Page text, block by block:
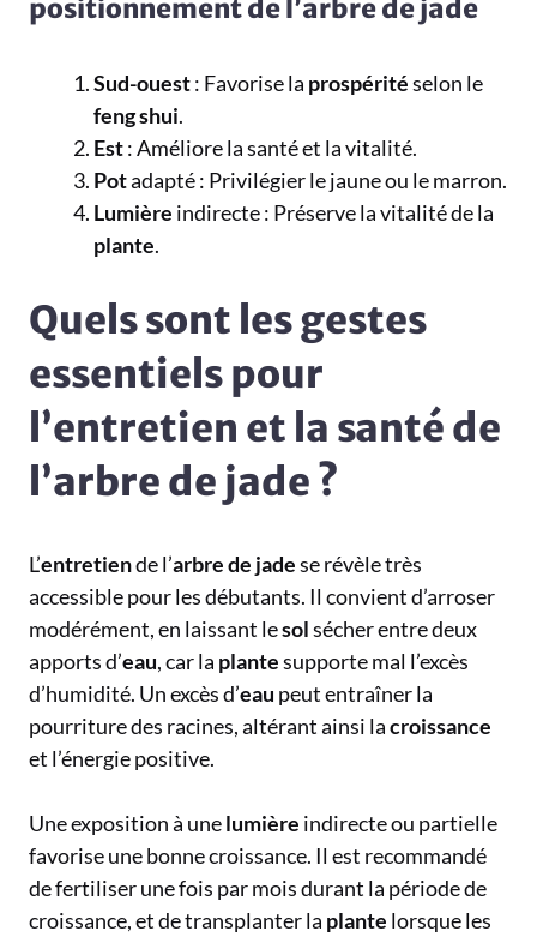
positionnement de l’arbre de jade
Sud-ouest: Favorise la prospéritéselon le
feng shui.
Est: Améliore la santé et la vitalité.
Potadapté : Privilégier le jaune ou le marron.
Lumière indirecte : Préserve la vitalité de la
plante.
Quels sont les gestes
essentiels pour
l’entretien et la santé de
l’arbre de jade ?
L’entretiende l’arbre de jadese révèle très
accessible pour les débutants. Il convient d’arroser
modérément, en laissant lesolsécher entre deux
apports d’eau, car la plantesupporte mal l’excès
d’humidité. Un excès d’eau peut entraîner la
pourriture des racines, altérant ainsi lacroissance
et l’énergie positive.
Une exposition à unelumière indirecte ou partielle
favorise une bonne croissance. Il est recommandé
de fertiliser une fois par mois durant la période de
croissance, et de transplanter la plante lorsque les